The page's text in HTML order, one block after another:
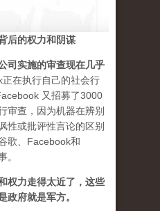
后的权力和阴谋
司实施的审查现在几乎
在执行自己的社会行
又招募了3000
审查，因为机器在辨别
性或批评性言论的区别
歌、Facebook和
。
权力走得太近了，这些
政府就是军方。